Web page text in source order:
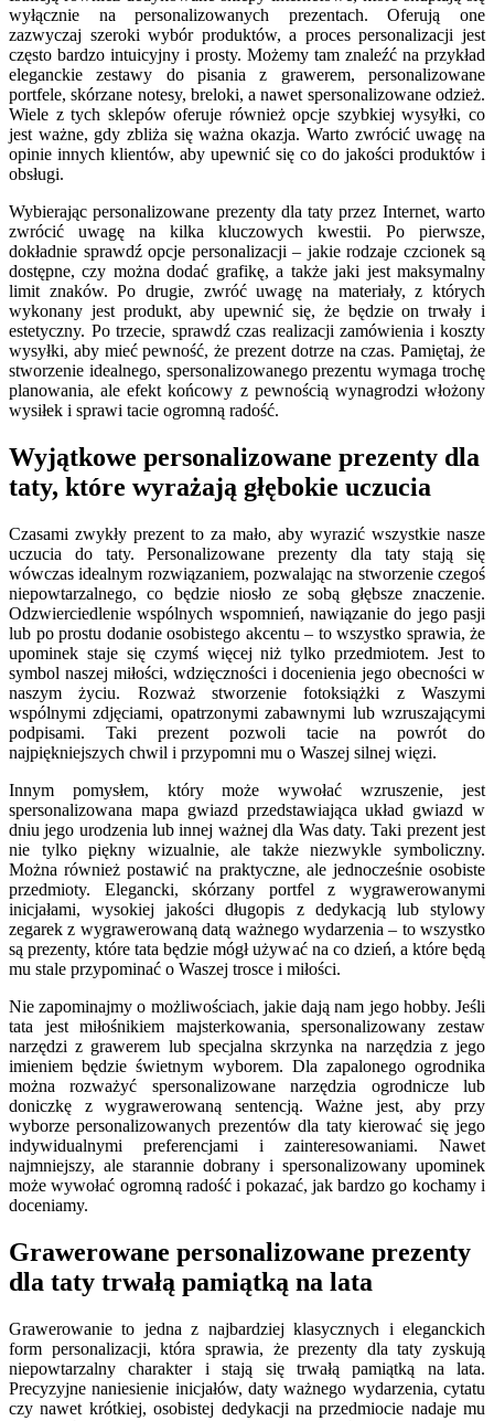
wyłącznie na personalizowanych prezentach. Oferują one
zazwyczaj szeroki wybór produktów, a proces personalizacji jest
często bardzo intuicyjny i prosty. Możemy tam znaleźć na przykład
eleganckie zestawy do pisania z grawerem, personalizowane
portfele, skórzane notesy, breloki, a nawet spersonalizowane odzież.
Wiele z tych sklepów oferuje również opcje szybkiej wysyłki, co
jest ważne, gdy zbliża się ważna okazja. Warto zwrócić uwagę na
opinie innych klientów, aby upewnić się co do jakości produktów i
obsługi.
Wybierając personalizowane prezenty dla taty przez Internet, warto
zwrócić uwagę na kilka kluczowych kwestii. Po pierwsze,
dokładnie sprawdź opcje personalizacji – jakie rodzaje czcionek są
dostępne, czy można dodać grafikę, a także jaki jest maksymalny
limit znaków. Po drugie, zwróć uwagę na materiały, z których
wykonany jest produkt, aby upewnić się, że będzie on trwały i
estetyczny. Po trzecie, sprawdź czas realizacji zamówienia i koszty
wysyłki, aby mieć pewność, że prezent dotrze na czas. Pamiętaj, że
stworzenie idealnego, spersonalizowanego prezentu wymaga trochę
planowania, ale efekt końcowy z pewnością wynagrodzi włożony
wysiłek i sprawi tacie ogromną radość.
Wyjątkowe personalizowane prezenty dla
taty, które wyrażają głębokie uczucia
Czasami zwykły prezent to za mało, aby wyrazić wszystkie nasze
uczucia do taty. Personalizowane prezenty dla taty stają się
wówczas idealnym rozwiązaniem, pozwalając na stworzenie czegoś
niepowtarzalnego, co będzie niosło ze sobą głębsze znaczenie.
Odzwierciedlenie wspólnych wspomnień, nawiązanie do jego pasji
lub po prostu dodanie osobistego akcentu – to wszystko sprawia, że
upominek staje się czymś więcej niż tylko przedmiotem. Jest to
symbol naszej miłości, wdzięczności i docenienia jego obecności w
naszym życiu. Rozważ stworzenie fotoksiążki z Waszymi
wspólnymi zdjęciami, opatrzonymi zabawnymi lub wzruszającymi
podpisami. Taki prezent pozwoli tacie na powrót do
najpiękniejszych chwil i przypomni mu o Waszej silnej więzi.
Innym pomysłem, który może wywołać wzruszenie, jest
spersonalizowana mapa gwiazd przedstawiająca układ gwiazd w
dniu jego urodzenia lub innej ważnej dla Was daty. Taki prezent jest
nie tylko piękny wizualnie, ale także niezwykle symboliczny.
Można również postawić na praktyczne, ale jednocześnie osobiste
przedmioty. Elegancki, skórzany portfel z wygrawerowanymi
inicjałami, wysokiej jakości długopis z dedykacją lub stylowy
zegarek z wygrawerowaną datą ważnego wydarzenia – to wszystko
są prezenty, które tata będzie mógł używać na co dzień, a które będą
mu stale przypominać o Waszej trosce i miłości.
Nie zapominajmy o możliwościach, jakie dają nam jego hobby. Jeśli
tata jest miłośnikiem majsterkowania, spersonalizowany zestaw
narzędzi z grawerem lub specjalna skrzynka na narzędzia z jego
imieniem będzie świetnym wyborem. Dla zapalonego ogrodnika
można rozważyć spersonalizowane narzędzia ogrodnicze lub
doniczkę z wygrawerowaną sentencją. Ważne jest, aby przy
wyborze personalizowanych prezentów dla taty kierować się jego
indywidualnymi preferencjami i zainteresowaniami. Nawet
najmniejszy, ale starannie dobrany i spersonalizowany upominek
może wywołać ogromną radość i pokazać, jak bardzo go kochamy i
doceniamy.
Grawerowane personalizowane prezenty
dla taty trwałą pamiątką na lata
Grawerowanie to jedna z najbardziej klasycznych i eleganckich
form personalizacji, która sprawia, że prezenty dla taty zyskują
niepowtarzalny charakter i stają się trwałą pamiątką na lata.
Precyzyjne naniesienie inicjałów, daty ważnego wydarzenia, cytatu
czy nawet krótkiej, osobistej dedykacji na przedmiocie nadaje mu